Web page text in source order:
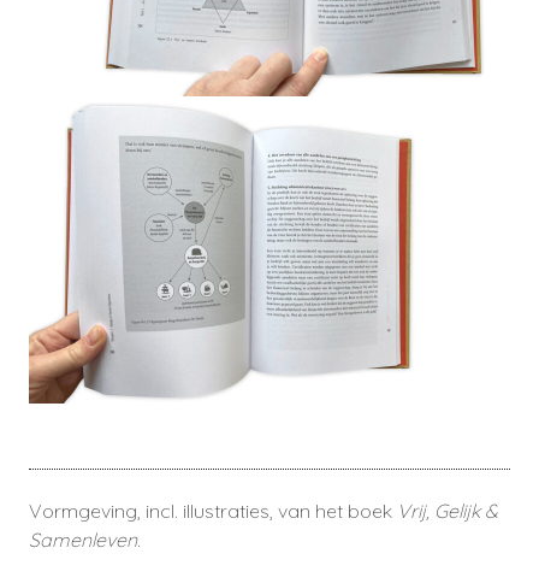
Vormgeving, incl. illustraties, van het boek Vrij, Gelijk &
Samenleven.